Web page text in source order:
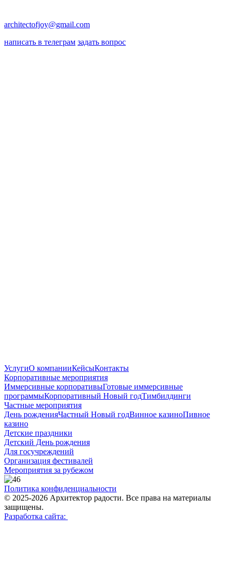
architectofjoy@gmail.com
написать в телеграм задать вопрос
УслугиО компанииКейсыКонтакты
Корпоративные мероприятия
Иммерсивные корпоративыГотовые иммерсивные
программыКорпоративный Новый годТимбилдинги
Частные мероприятия
День рожденияЧастный Новый годВинное казиноПивное
казино
Детские праздники
Детский День рождения
Для госучреждений
Организация фестивалей
Мероприятия за рубежом
Политика конфиденциальности
© 2025-2026 Архитектор радости. Все права на материалы
защищены.
Разработка сайта: